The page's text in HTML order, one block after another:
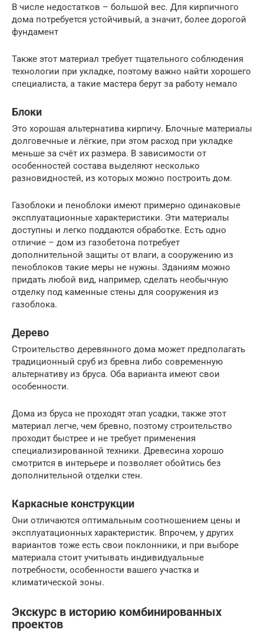
В числе недостатков – большой вес. Для кирпичного
дома потребуется устойчивый, а значит, более дорогой
фундамент
Также этот материал требует тщательного соблюдения
технологии при укладке, поэтому важно найти хорошего
специалиста, а такие мастера берут за работу немало
Блоки
Это хорошая альтернатива кирпичу. Блочные материалы
долговечные и лёгкие, при этом расход при укладке
меньше за счёт их размера. В зависимости от
особенностей состава выделяют несколько
разновидностей, из которых можно построить дом.
Газоблоки и пеноблоки имеют примерно одинаковые
эксплуатационные характеристики. Эти материалы
доступны и легко поддаются обработке. Есть одно
отличие – дом из газобетона потребует
дополнительной защиты от влаги, а сооружению из
пеноблоков такие меры не нужны. Зданиям можно
придать любой вид, например, сделать необычную
отделку под каменные стены для сооружения из
газоблока.
Дерево
Строительство деревянного дома может предполагать
традиционный сруб из бревна либо современную
альтернативу из бруса. Оба варианта имеют свои
особенности.
Дома из бруса не проходят этап усадки, также этот
материал легче, чем бревно, поэтому строительство
проходит быстрее и не требует применения
специализированной техники. Древесина хорошо
смотрится в интерьере и позволяет обойтись без
дополнительной отделки стен.
Каркасные конструкции
Они отличаются оптимальным соотношением цены и
эксплуатационных характеристик. Впрочем, у других
вариантов тоже есть свои поклонники, и при выборе
материала стоит учитывать индивидуальные
потребности, особенности вашего участка и
климатической зоны.
Экскурс в историю комбинированных
проектов